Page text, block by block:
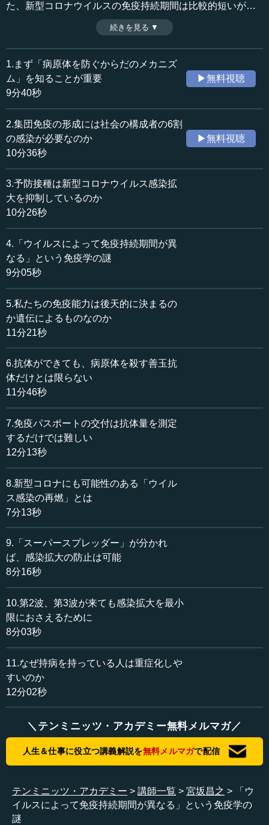
た、新型コロナウイルスの免疫持続期間は比較的短いが、
その理由はよく分かっていない。ただ、生活様式の変化や
ワクチン開発によって、集団免疫の達成を目指すことは可
能であると、宮坂昌之先生は強調する。（全11話中第4話）
※司会者：川上達史（テンミニッツTV編集長）
収録日：2020年6月4日
追加日：2020年7月1日
カテゴリー：
医療・健康
≪全文≫
●大人でもワクチン接種が免疫力を上げる可能性があ
―― これも非常に基本的な質問だと思いますが、子ども
たちの場合はポリオや日本脳炎など複数のワクチンを接種
することで、自然免疫が活性化している可能性があるとい
ンザワクチンを毎年接種するかどうか、といった頻度かと
思います。この場合でも、例えば大人にインフルエンザワ
クチンを接種することで自然免疫が活性化するという可能
性はあるのでしょうか。
宮坂 理屈でいえば、その可能性はあります。約20年前の
研究ですが、東北大学の老年呼吸器内科の先生が、ある東
ンを接種した際に、どのような効果が見られるかを調べま
した。その背景として、高齢者施設でよく起こる嚥下性肺
炎、つまりものを飲み込むときに気道にものが入ることが
原因で起こる肺炎の発生率を、どのようにすれば下げられ
は、嚥下性肺炎のほとんどは、ウイルス性ではなく細菌性
であることです。
彼らが思ったのは、BCGやインフルエンザワクチンが効
くかもしれない、ということです。もう一つ、ライノウイ
ルスワクチンも使って、効果を観察しました。その結果、
BCGを接種すると、確かに嚥下性肺炎の発生率が低下する
クチンでも同じ結果が得られました。なぜかライノウイル
スワクチンだけは効果がありませんでした。
この結果から、お年寄りでも、ウイルスとは関係のない
ンザワクチンやBCGワクチンによる刺激によって感染抑制
効果がある、すなわち免疫の抵抗力を上げることができる
という結論が得られたのです。ですので、BCG以外の普通
のワクチンでも同様の効果がある可能性はあります。もし
そうであれば、無理にBCGを用いる必要はないのではない
かと思います。
接種を受けることなどによって結核を経験しており、免疫
を持っているわけですね。このような人にさらにBCGを打
つと、ひどい腫れなどの大きな副作用が出る可能性がある
は、そのような副作用は1...
続きを見る ▼
1.まず「病原体を防ぐからだのメカニズ
ム」を知ることが重要
9分40秒
▶無料視聴
2.集団免疫の形成には社会の構成者の6割
の感染が必要なのか
10分36秒
▶無料視聴
3.予防接種は新型コロナウイルス感染拡
大を抑制しているのか
10分26秒
4.「ウイルスによって免疫持続期間が異
なる」という免疫学の謎
9分05秒
5.私たちの免疫能力は後天的に決まるの
か遺伝によるものなのか
11分21秒
6.抗体ができても、病原体を殺す善玉抗
体だけとは限らない
11分46秒
7.免疫パスポートの交付は抗体量を測定
するだけでは難しい
12分13秒
8.新型コロナにも可能性のある「ウイル
ス感染の再燃」とは
7分13秒
9.「スーパースプレッダー」が分かれ
ば、感染拡大の防止は可能
8分16秒
10.第2波、第3波が来ても感染拡大を最小
限におさえるために
8分03秒
11.なぜ持病を持っている人は重症化しや
すいのか
12分02秒
＼テンミニッツ・アカデミー無料メルマガ／
人生＆仕事に役立つ講義解説を無料メルマガで配信
テンミニッツ・アカデミー 講師一覧 宮坂昌之
「ウ
イルスによって免疫持続期間が異なる」という免疫学の
謎